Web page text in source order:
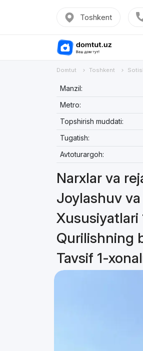
Toshkent
Domtut Toshkent
Manzil:
Metro:
Topshirish muddati:
Tugatish:
Avtoturargoh:
Narxlar va
Joylashuv
Xususiyatlari
Qurilishning
Tavsif 1-